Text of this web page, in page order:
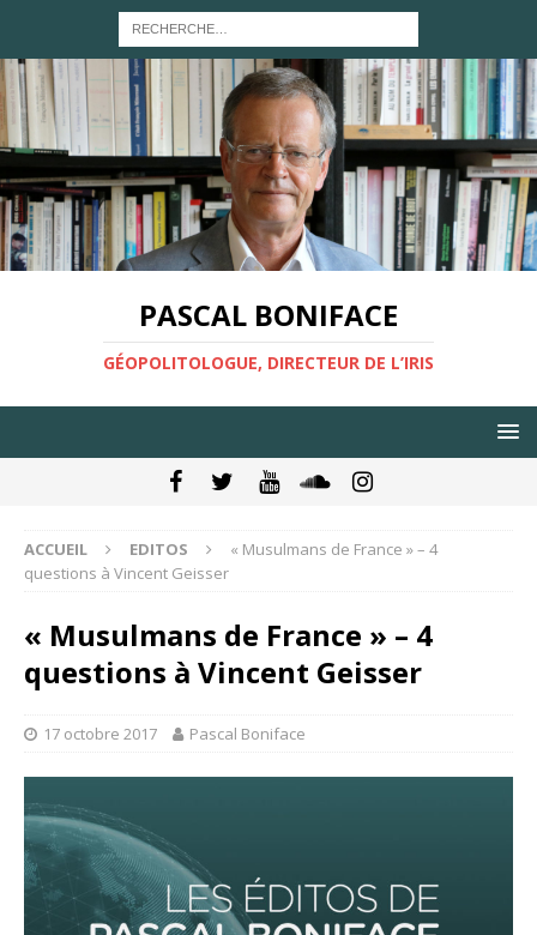
PASCAL BONIFACE
GÉOPOLITOLOGUE, DIRECTEUR DE L’IRIS
ACCUEIL EDITOS
« Musulmans de France » – 4
questions à Vincent Geisser
« Musulmans de France » – 4
questions à Vincent Geisser
17 octobre 2017 Pascal Boniface